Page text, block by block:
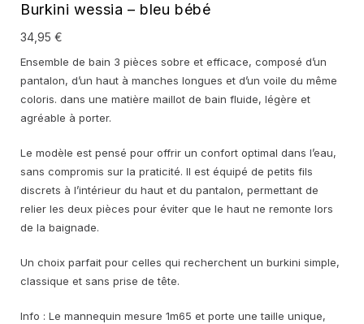
Burkini wessia – bleu bébé
34,95 €
Ensemble de bain 3 pièces sobre et efficace, composé d’un
pantalon, d’un haut à manches longues et d’un voile du même
coloris. dans une matière maillot de bain fluide, légère et
agréable à porter.
Le modèle est pensé pour offrir un confort optimal dans l’eau,
sans compromis sur la praticité. Il est équipé de petits fils
discrets à l’intérieur du haut et du pantalon, permettant de
relier les deux pièces pour éviter que le haut ne remonte lors
de la baignade.
Un choix parfait pour celles qui recherchent un burkini simple,
classique et sans prise de tête.
Info : Le mannequin mesure 1m65 et porte une taille unique,